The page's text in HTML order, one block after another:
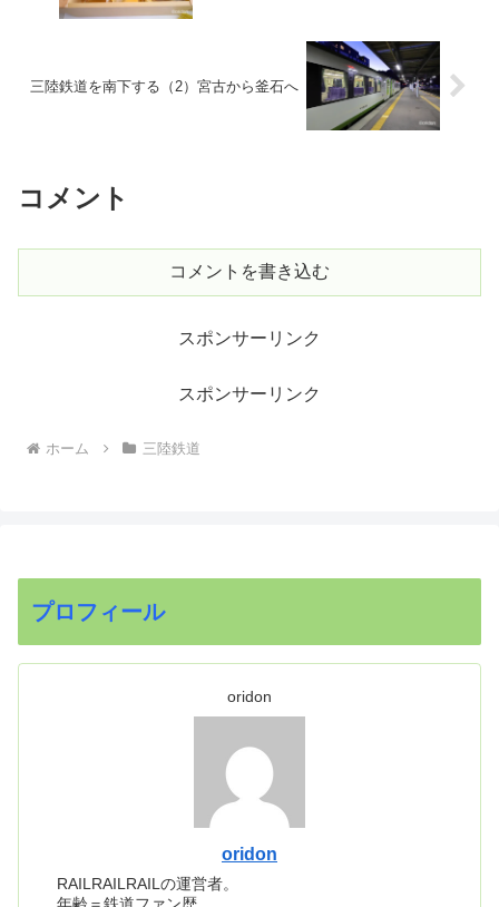
三陸鉄道を南下する（2）宮古から釜石へ
コメント
コメントを書き込む
スポンサーリンク
スポンサーリンク
ホーム 三陸鉄道
プロフィール
oridon
oridon
RAILRAILRAILの運営者。
年齢＝鉄道ファン歴。